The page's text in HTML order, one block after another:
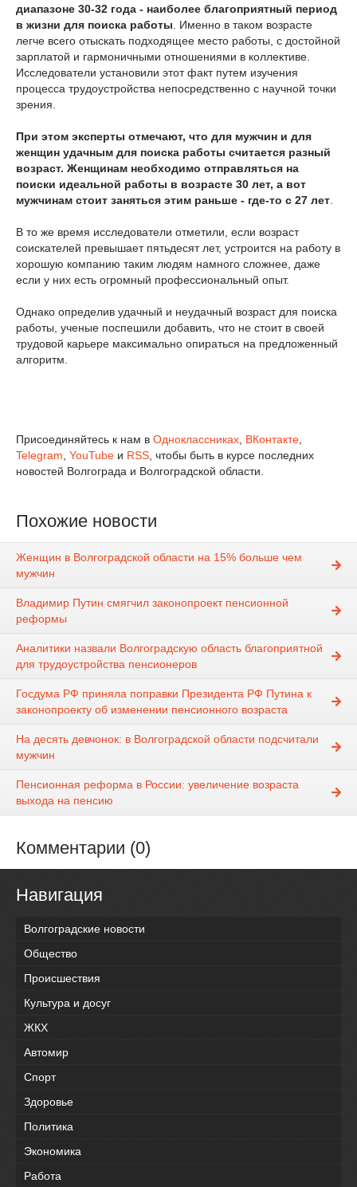
диапазоне 30-32 года - наиболее благоприятный период
в жизни для поиска работы . Именно в таком возрасте
легче всего отыскать подходящее место работы, с достойной
зарплатой и гармоничными отношениями в коллективе.
Исследователи установили этот факт путем изучения
процесса трудоустройства непосредственно с научной точки
зрения.
При этом эксперты отмечают, что для мужчин и для
женщин удачным для поиска работы считается разный
возраст. Женщинам необходимо отправляться на
поиски идеальной работы в возрасте 30 лет, а вот
мужчинам стоит заняться этим раньше - где-то с 27 лет
В то же время исследователи отметили, если возраст
соискателей превышает пятьдесят лет, устроится на работу в
хорошую компанию таким людям намного сложнее, даже
если у них есть огромный профессиональный опыт.
Однако определив удачный и неудачный возраст для поиска
работы, ученые поспешили добавить, что не стоит в своей
трудовой карьере максимально опираться на предложенный
алгоритм.
Присоединяйтесь к нам в Одноклассниках ВКонтакте
Telegram YouTube и RSS , чтобы быть в курсе последних
новостей Волгограда и Волгоградской области.
Похожие новости
Женщин в Волгоградской области на 15% больше чем
мужчин
Владимир Путин смягчил законопроект пенсионной
реформы
Аналитики назвали Волгоградскую область благоприятной
для трудоустройства пенсионеров
Госдума РФ приняла поправки Президента РФ Путина к
законопроекту об изменении пенсионного возраста
На десять девчонок: в Волгоградской области подсчитали
мужчин
Пенсионная реформа в России: увеличение возраста
выхода на пенсию
Комментарии (0)
Навигация
Волгоградские новости
Общество
Происшествия
Культура и досуг
ЖКХ
Автомир
Спорт
Здоровье
Политика
Экономика
Работа